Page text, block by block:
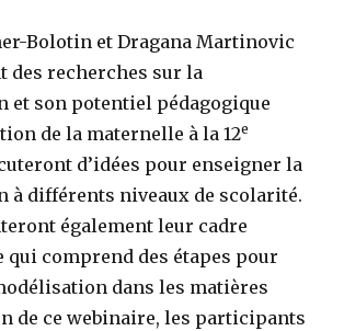
Bolotin et Dragana Martinovic
des recherches sur la
et son potentiel pédagogique
de la maternelle à la 12e
d’idées pour enseigner la
à différents niveaux de scolarité.
également leur cadre
qui comprend des étapes pour
dans les matières
de ce webinaire, les participants